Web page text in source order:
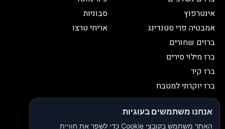
אינטרפוץ
אמבטיה פרי סטנדינג
ברזים שחורים
ברז מילוי סירים
ברז קיר
ברז יוקרתי למטבח
סבוניות
אריחי טרצו
יצירת קשר
03-9335335
052-2653038
אנחנו משתמשים בעוגיות
האתר משתמש בקובצי Cookie כדי לשפר את חוויית